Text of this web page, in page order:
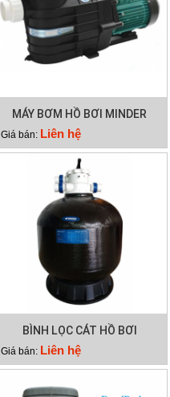
MÁY BƠM HỒ BƠI MINDER
MXB250
Giá bán: Liên hệ
BÌNH LỌC CÁT HỒ BƠI
MINDER M36
Giá bán: Liên hệ